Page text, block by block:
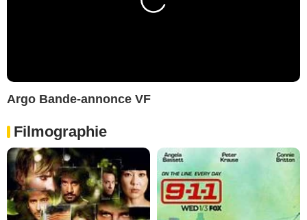
Argo Bande-annonce VF
Filmographie